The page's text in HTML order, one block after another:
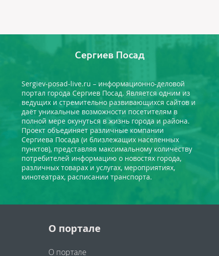
Сергиев Посад
Sergiev-posad-live.ru – информационно-деловой
портал города Сергиев Посад. Является одним из
ведущих и стремительно развивающихся сайтов и
даёт уникальные возможности посетителям в
полной мере окунуться в жизнь города и района.
Проект объединяет различные компании
Сергиева Посада (и близлежащих населенных
пунктов), представляя максимальному количеству
потребителей информацию о новостях города,
различных товарах и услугах, мероприятиях,
кинотеатрах, расписании транспорта.
О портале
О портале